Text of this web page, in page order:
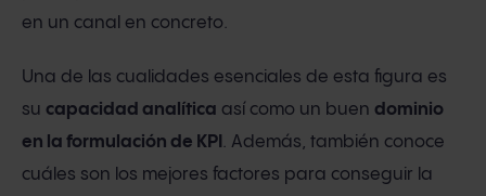
en un canal en concreto.
Una de las cualidades esenciales de esta figura es
su capacidad analítica así como un buen dominio
en la formulación de KPI . Además, también conoce
cuáles son los mejores factores para conseguir la